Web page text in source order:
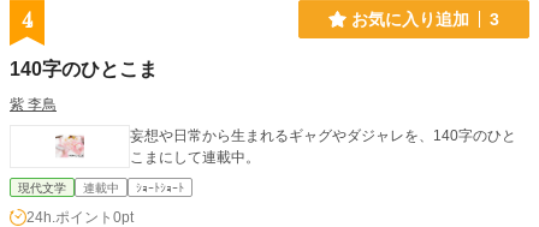
4 お気に入り追加 3
140字のひとこま
紫 李鳥
妄想や日常から生まれるギャグやダジャレを、140字のひと
こまにして連載中。
現代文学 連載中 ｼｮｰﾄｼｮｰﾄ
24h.ポイント 0pt